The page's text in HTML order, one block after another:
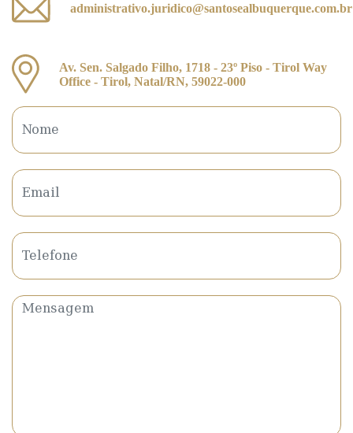
administrativo.juridico@santosealbuquerque.com.br
Av. Sen. Salgado Filho, 1718 - 23º Piso - Tirol Way
Office - Tirol, Natal/RN, 59022-000